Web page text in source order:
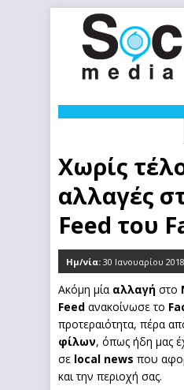
Χωρίς
αλλαγές
Feed του
Ημ/νία: 30 Ιανουαρίου
Ακόμη μία αλλαγή στο
Feed ανακοίνωσε το
προτεραιότητα, πέρα
φίλων, όπως ήδη μας
σε local news που
και την περιοχή σας.